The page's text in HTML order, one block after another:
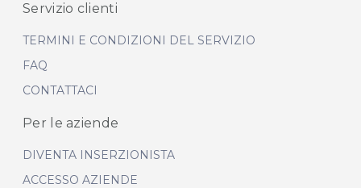
Servizio clienti
TERMINI E CONDIZIONI DEL SERVIZIO
FAQ
CONTATTACI
Per le aziende
DIVENTA INSERZIONISTA
ACCESSO AZIENDE